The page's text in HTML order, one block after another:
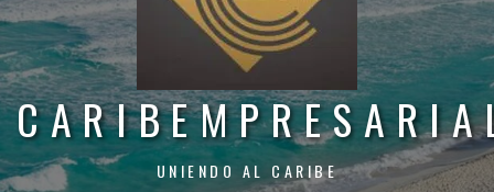
UNIENDO AL CARIBE